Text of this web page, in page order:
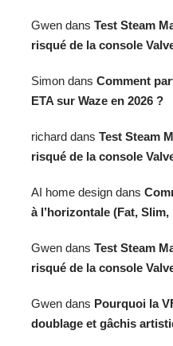
Gwen dans Test Steam
risqué de la console
Simon dans Comment
ETA sur Waze en 2026 ?
richard dans Test Steam
risqué de la console
AI home design dans
à l’horizontale (Fat, Slim,
Gwen dans Test Steam
risqué de la console
Gwen dans Pourquoi la
doublage et gâchis